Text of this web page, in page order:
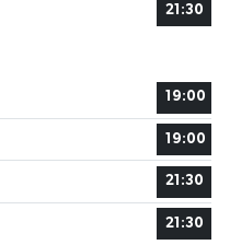
21:30
19:00
19:00
21:30
21:30